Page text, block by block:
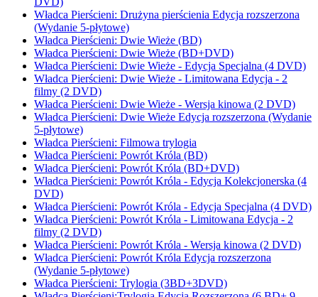
Władca Pierścieni: Drużyna pierścienia Edycja rozszerzona
(Wydanie 5-płytowe)
Władca Pierścieni: Dwie Wieże (BD)
Władca Pierścieni: Dwie Wieże (BD+DVD)
Władca Pierścieni: Dwie Wieże - Edycja Specjalna (4 DVD)
Władca Pierścieni: Dwie Wieże - Limitowana Edycja - 2
filmy (2 DVD)
Władca Pierścieni: Dwie Wieże - Wersja kinowa (2 DVD)
Władca Pierścieni: Dwie Wieże Edycja rozszerzona (Wydanie
5-płytowe)
Władca Pierścieni: Filmowa trylogia
Władca Pierścieni: Powrót Króla (BD)
Władca Pierścieni: Powrót Króla (BD+DVD)
Władca Pierścieni: Powrót Króla - Edycja Kolekcjonerska (4
DVD)
Władca Pierścieni: Powrót Króla - Edycja Specjalna (4 DVD)
Władca Pierścieni: Powrót Króla - Limitowana Edycja - 2
filmy (2 DVD)
Władca Pierścieni: Powrót Króla - Wersja kinowa (2 DVD)
Władca Pierścieni: Powrót Króla Edycja rozszerzona
(Wydanie 5-płytowe)
Władca Pierścieni: Trylogia (3BD+3DVD)